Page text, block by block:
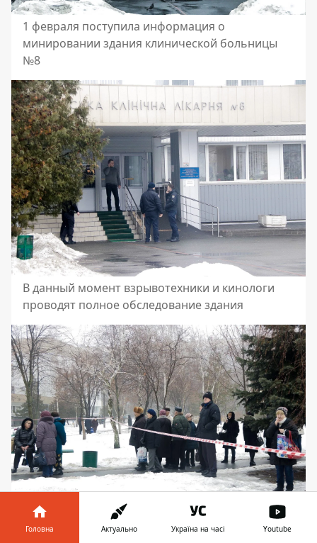
1 февраля поступила информация о
минировании здания клинической больницы
№8
В данный момент взрывотехники и кинологи
проводят полное обследование здания
Из здания больницы, которая находится на
Головна Актуально Україна на часі Youtube